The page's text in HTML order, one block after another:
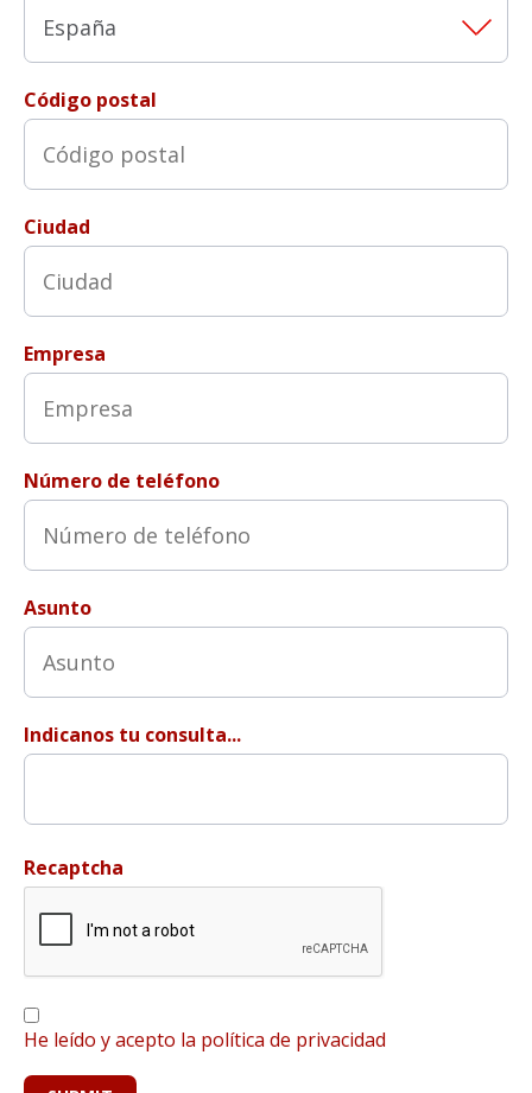
Código postal
Ciudad
Empresa
Número de teléfono
Asunto
Indicanos tu consulta...
Recaptcha
He leído y acepto la política de privacidad